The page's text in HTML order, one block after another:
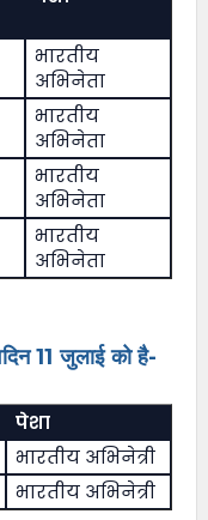
भारतीय
अभिनेता
भारतीय
अभिनेता
भारतीय
अभिनेता
भारतीय
अभिनेता
11 जुलाई को है-
पेशा
भारतीय अभिनेत्री
भारतीय अभिनेत्री